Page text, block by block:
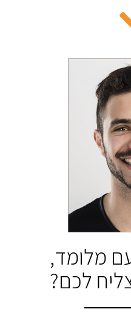
מלומד,
לכם?